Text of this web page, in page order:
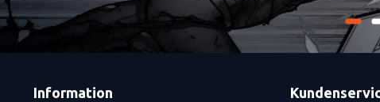
Information